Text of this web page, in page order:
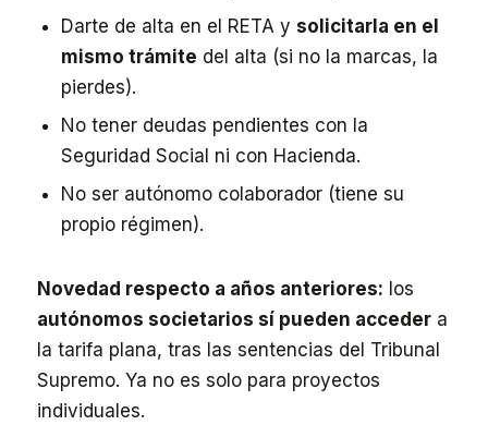
Darte de alta en el RETA y solicitarla en el
mismo trámite del alta (si no la marcas, la
pierdes).
No tener deudas pendientes con la
Seguridad Social ni con Hacienda.
No ser autónomo colaborador (tiene su
propio régimen).
Novedad respecto a años anteriores: los
autónomos societarios sí pueden acceder a
la tarifa plana, tras las sentencias del Tribunal
Supremo. Ya no es solo para proyectos
individuales.